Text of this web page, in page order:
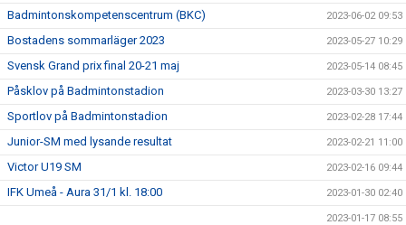
Badmintonskompetenscentrum (BKC) 2023-06-02 09:53
Bostadens sommarläger 2023 2023-05-27 10:29
Svensk Grand prix final 20-21 maj 2023-05-14 08:45
Påsklov på Badmintonstadion 2023-03-30 13:27
Sportlov på Badmintonstadion 2023-02-28 17:44
Junior-SM med lysande resultat 2023-02-21 11:00
Victor U19 SM 2023-02-16 09:44
IFK Umeå - Aura 31/1 kl. 18:00 2023-01-30 02:40
2023-01-17 08:55